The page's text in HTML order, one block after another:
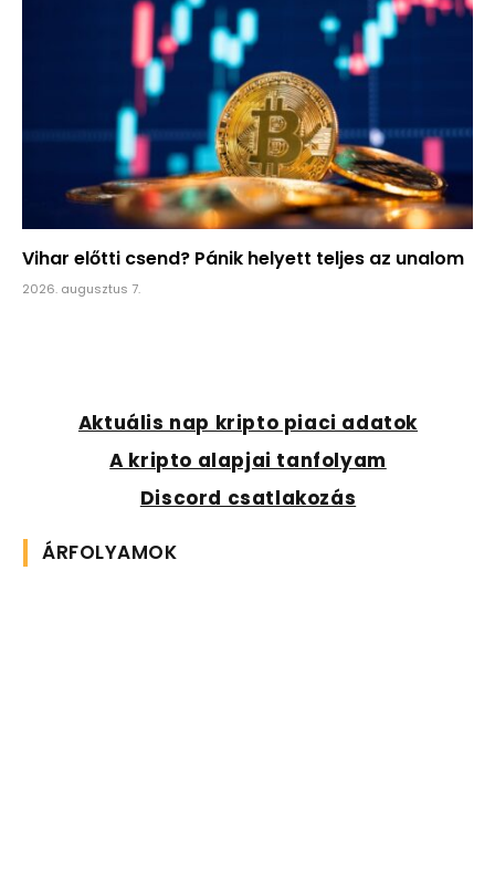
Vihar előtti csend? Pánik helyett teljes az unalom
2026. augusztus 7.
Aktuális nap kripto piaci adatok
A kripto alapjai tanfolyam
Discord csatlakozás
ÁRFOLYAMOK